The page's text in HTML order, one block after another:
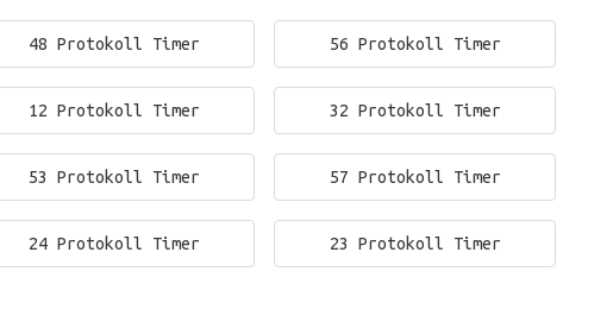
48 Protokoll Timer 56 Protokoll Timer
12 Protokoll Timer 32 Protokoll Timer
53 Protokoll Timer 57 Protokoll Timer
24 Protokoll Timer 23 Protokoll Timer